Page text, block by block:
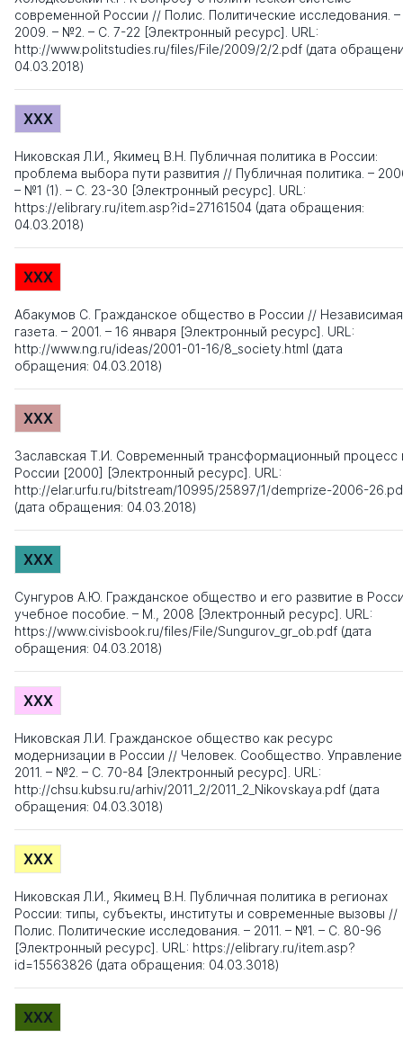
современной России // Полис. Политические исследования. –
2009. – №2. – С. 7-22 [Электронный ресурс]. URL:
http://www.politstudies.ru/files/File/2009/2/2.pdf (дата
04.03.2018)
XXX
Никовская Л.И., Якимец В.Н. Публичная политика в России:
проблема выбора пути развития // Публичная политика. –
– №1 (1). – С. 23-30 [Электронный ресурс]. URL:
https://elibrary.ru/item.asp?id=27161504 (дата обращения:
04.03.2018)
XXX
Абакумов С. Гражданское общество в России // Независимая
газета. – 2001. – 16 января [Электронный ресурс]. URL:
http://www.ng.ru/ideas/2001-01-16/8_society.html (дата
обращения: 04.03.2018)
XXX
Заславская Т.И. Современный трансформационный процесс
России [2000] [Электронный ресурс]. URL:
http://elar.urfu.ru/bitstream/10995/25897/1/demprize-2006-
(дата обращения: 04.03.2018)
XXX
Сунгуров А.Ю. Гражданское общество и его развитие в
учебное пособие. – М., 2008 [Электронный ресурс]. URL:
https://www.civisbook.ru/files/File/Sungurov_gr_ob.pdf (дата
обращения: 04.03.2018)
XXX
Никовская Л.И. Гражданское общество как ресурс
модернизации в России // Человек. Сообщество.
2011. – №2. – С. 70-84 [Электронный ресурс]. URL:
http://chsu.kubsu.ru/arhiv/2011_2/2011_2_Nikovskaya.pdf (дата
обращения: 04.03.3018)
XXX
Никовская Л.И., Якимец В.Н. Публичная политика в регионах
России: типы, субъекты, институты и современные вызовы //
Полис. Политические исследования. – 2011. – №1. – С. 80-96
[Электронный ресурс]. URL: https://elibrary.ru/item.asp?
id=15563826 (дата обращения: 04.03.3018)
XXX